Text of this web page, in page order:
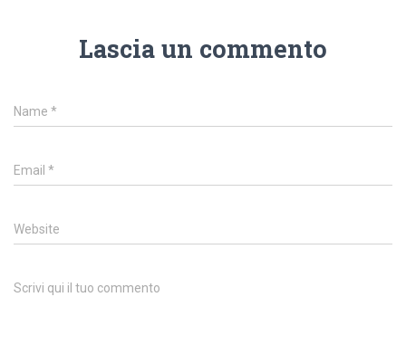
Lascia un commento
Name *
Email *
Website
Scrivi qui il tuo commento